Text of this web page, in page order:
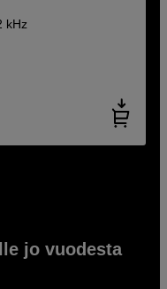
kHz
jo vuodesta